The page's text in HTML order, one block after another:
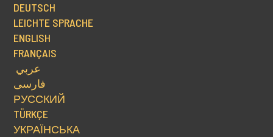
DEUTSCH
LEICHTE SPRACHE
ENGLISH
FRANÇAIS
عربي
فارسی
РУССКИЙ
TÜRKÇE
УКРАЇНСЬКА